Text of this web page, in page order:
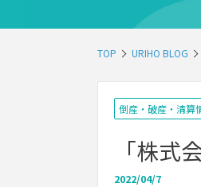
TOP URIHO BLOG
倒産・破産・清算
「株式
2022/04/7